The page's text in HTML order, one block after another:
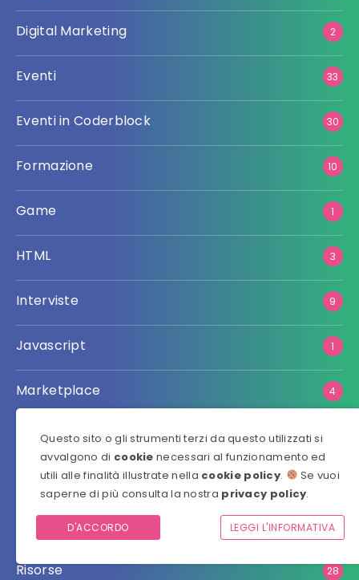
Digital Marketing 2
Eventi 33
Eventi in Coderblock 30
Formazione 10
Game 1
HTML 3
Interviste 9
Javascript 1
Marketplace 4
Metaverso
Mobile 2
93
Risorse 28
Questo sito o gli strumenti terzi da questo utilizzati si
avvalgono di cookie necessari al funzionamento ed
utili alle finalità illustrate nella cookie policy.
Se vuoi
saperne di più consulta la nostra privacy policy.
D'ACCORDO LEGGI L'INFORMATIVA